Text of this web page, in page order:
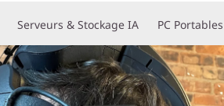
Serveurs & Stockage IA PC